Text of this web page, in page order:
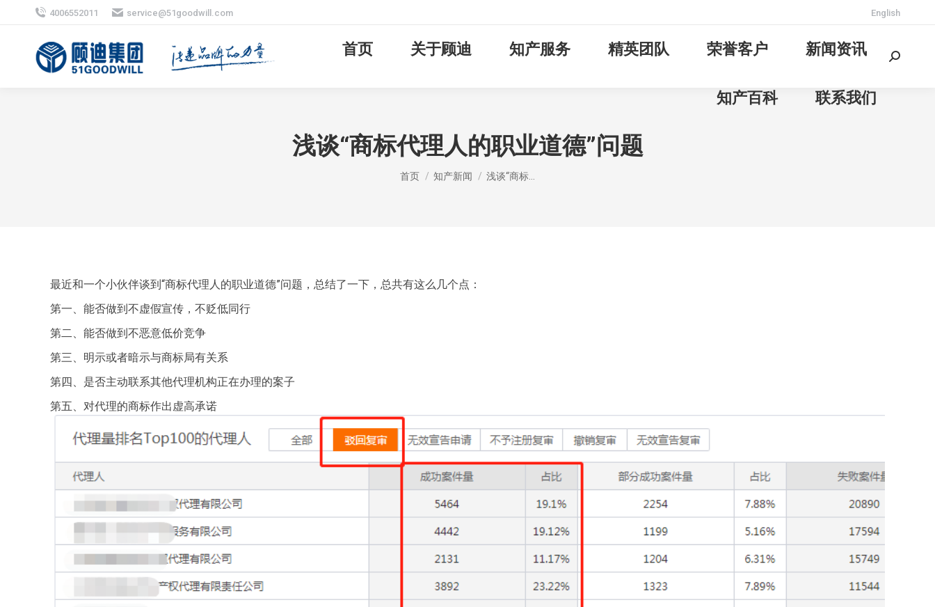
4006552011 service@51goodwill.com English
首页 关于顾迪 知产服务 精英团队 荣誉客户 新闻资讯
知产百科 联系我们
Search:
浅谈“商标代理人的职业道德”问题
您在这里：
首页 知产新闻 浅谈“商标…
最近和一个小伙伴谈到“商标代理人的职业道德”问题，总结了一下，总共有这么几个点：
第一、能否做到不虚假宣传，不贬低同行
第二、能否做到不恶意低价竞争
第三、明示或者暗示与商标局有关系
第四、是否主动联系其他代理机构正在办理的案子
第五、对代理的商标作出虚高承诺